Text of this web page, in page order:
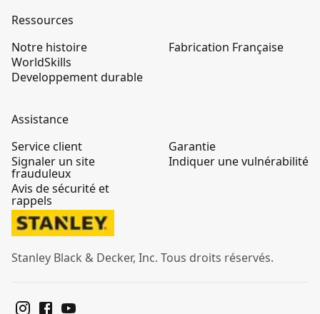
Ressources
Notre histoire
WorldSkills
Developpement durable
Fabrication Française
Assistance
Service client
Signaler un site
frauduleux
Avis de sécurité et
rappels
Garantie
Indiquer une vulnérabilité
Stanley Black & Decker, Inc. Tous droits réservés.